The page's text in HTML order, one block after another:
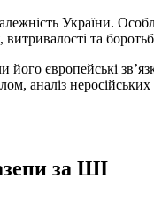
України.
та
європейські
аналіз
за ШІ